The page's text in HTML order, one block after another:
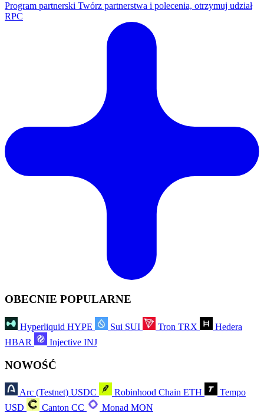
Program partnerski Twórz partnerstwa i polecenia, otrzymuj udział
RPC
OBECNIE POPULARNE
Hyperliquid HYPE Sui SUI Tron TRX
Hedera
HBAR
Injective INJ
NOWOŚĆ
Arc (Testnet) USDC Robinhood Chain ETH
Tempo
USD
Canton CC Monad MON